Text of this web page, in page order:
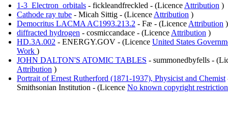
1-3_Electron_orbitals - fickleandfreckled - (Licence Attribution )
Cathode ray tube - Micah Sittig - (Licence Attribution )
Democritus LACMA AC1993.213.2 - Fæ - (Licence Attribution )
diffracted hydrogen - cosmiccandace - (Licence Attribution )
HD.3A.002 - ENERGY.GOV - (Licence United States
Work )
JOHN DALTON'S ATOMIC TABLES - summonedbyfells -
Attribution )
Portrait of Ernest Rutherford (1871-1937), Physicist and Chemist
Smithsonian Institution - (Licence No known copyright